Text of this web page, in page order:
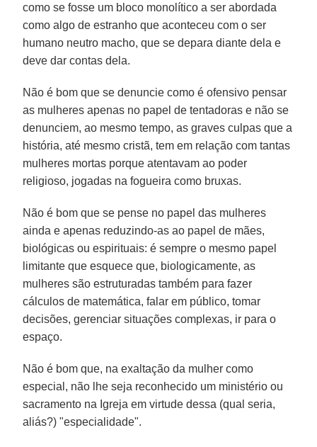
como se fosse um bloco monolítico a ser abordada
como algo de estranho que aconteceu com o ser
humano neutro macho, que se depara diante dela e
deve dar contas dela.
Não é bom que se denuncie como é ofensivo pensar
as mulheres apenas no papel de tentadoras e não se
denunciem, ao mesmo tempo, as graves culpas que a
história, até mesmo cristã, tem em relação com tantas
mulheres mortas porque atentavam ao poder
religioso, jogadas na fogueira como bruxas.
Não é bom que se pense no papel das mulheres
ainda e apenas reduzindo-as ao papel de mães,
biológicas ou espirituais: é sempre o mesmo papel
limitante que esquece que, biologicamente, as
mulheres são estruturadas também para fazer
cálculos de matemática, falar em público, tomar
decisões, gerenciar situações complexas, ir para o
espaço.
Não é bom que, na exaltação da mulher como
especial, não lhe seja reconhecido um ministério ou
sacramento na Igreja em virtude dessa (qual seria,
aliás?) "especialidade".